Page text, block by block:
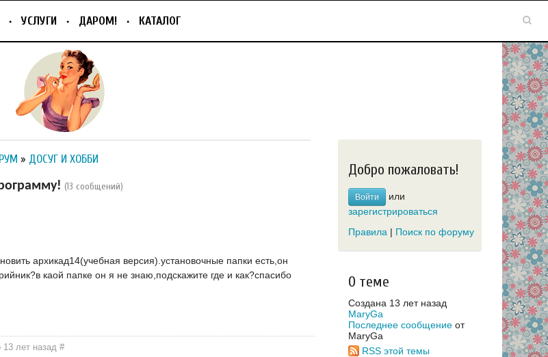
УСЛУГИ ДАРОМ! КАТАЛОГ
» ДОСУГ И ХОББИ
(13 сообщений)
архикад14(учебная версия).установочные папки есть,он
каой папке он я не знаю,подскажите где и как?спасибо
13 лет назад#
Добро пожаловать!
Войти
или
зарегистрироваться
Правила | Поиск по форуму
О теме
Создана 13 лет назад
MaryGa
Последнее сообщение от
MaryGa
RSS этой темы